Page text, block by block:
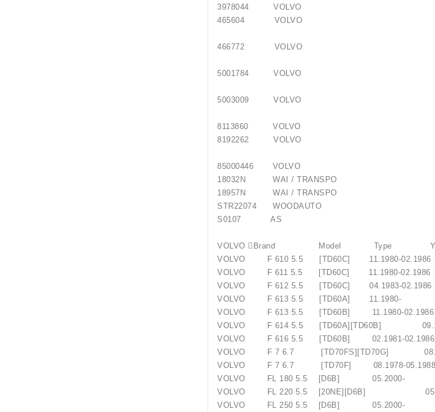
3978044 VOLVO
465604 VOLVO
466772 VOLVO
5001784 VOLVO
5003009 VOLVO
8113860 VOLVO
8192262 VOLVO
85000446 VOLVO
18032N WAI / TRANSPO
18957N WAI / TRANSPO
STR22074 WOODAUTO
S0107 AS
VOLVO Brand Model Type
VOLVO F 610 5.5 [TD60C] 11.1980-
VOLVO F 611 5.5 [TD60C] 11.1980-
VOLVO F 612 5.5 [TD60C] 04.1983-
VOLVO F 613 5.5 [TD60A] 11.1980-
VOLVO F 613 5.5 [TD60B] 11.1980-
VOLVO F 614 5.5 [TD60A][TD60B]
VOLVO F 616 5.5 [TD60B] 02.1981-
VOLVO F 7 6.7 [TD70FS][TD70G]
VOLVO F 7 6.7 [TD70F] 08.1978-
VOLVO FL 180 5.5 [D6B] 05.2000-
VOLVO FL 220 5.5 [20NE][D6B]
VOLVO FL 250 5.5 [D6B] 05.2000-